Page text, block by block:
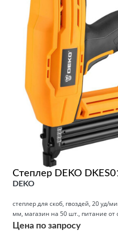
Степлер DEKO
DEKO
степлер для скоб, гвоздей, 20 уд/
мм, магазин на 50 шт., питание от
Цена по запросу